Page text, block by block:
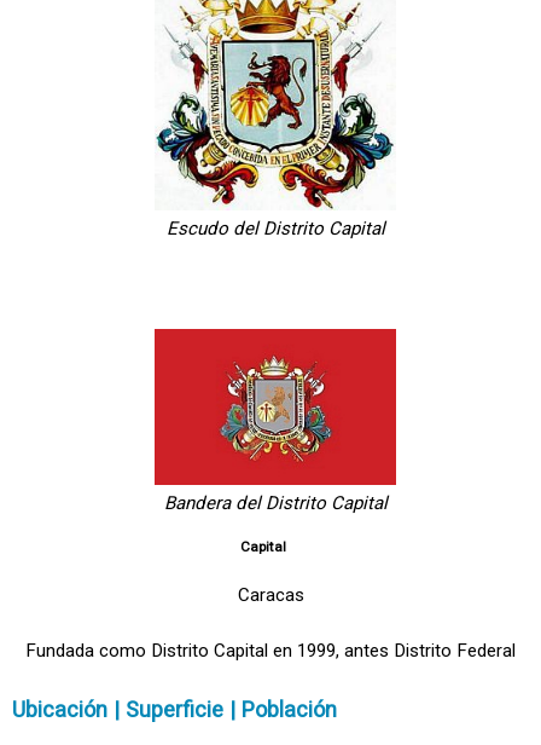
Escudo del Distrito Capital
Bandera del Distrito Capital
Capital
Caracas
Fundada como Distrito Capital en 1999, antes Distrito Federal
Ubicación | Superficie | Población